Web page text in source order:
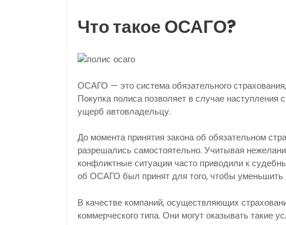
Что такое ОСАГО?
ОСАГО — это система обязательного
Покупка полиса позволяет в случае наступления
ущерб автовладельцу.
До момента принятия закона об обязательном
разрешались самостоятельно. Учитывая
конфликтные ситуации часто приводили к
об ОСАГО был принят для того, чтобы уменьшить
В качестве компаний, осуществляющих
коммерческого типа. Они могут оказывать такие